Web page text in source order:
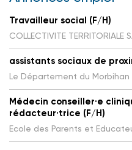
Travailleur social (F/H)
COLLECTIVITE TERRITORIALE
assistants sociaux de
Le Département du Morbihan
Médecin conseiller·e
rédacteur·trice (F/H)
Ecole des Parents et